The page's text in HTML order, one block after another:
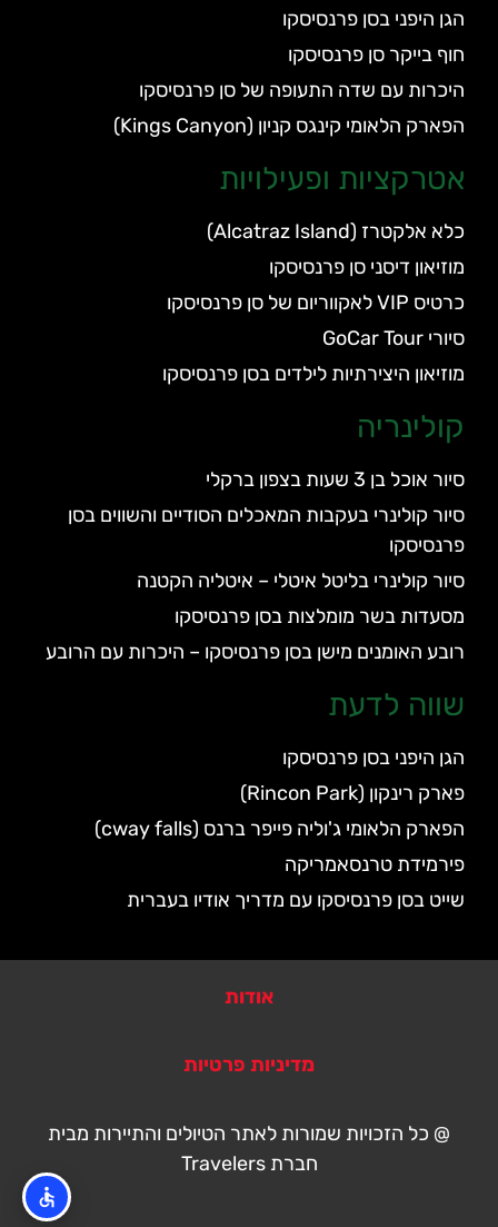
הגן היפני בסן פרנסיסקו
חוף בייקר סן פרנסיסקו
היכרות עם שדה התעופה של סן פרנסיסקו
הפארק הלאומי קינגס קניון (Kings Canyon)
אטרקציות ופעילויות
כלא אלקטרז (Alcatraz Island)
מוזיאון דיסני סן פרנסיסקו
כרטיס VIP לאקווריום של סן פרנסיסקו
סיורי GoCar Tour
מוזיאון היצירתיות לילדים בסן פרנסיסקו
קולינריה
סיור אוכל בן 3 שעות בצפון ברקלי
סיור קולינרי בעקבות המאכלים הסודיים והשווים בסן
פרנסיסקו
סיור קולינרי בליטל איטלי – איטליה הקטנה
מסעדות בשר מומלצות בסן פרנסיסקו
רובע האומנים מישן בסן פרנסיסקו – היכרות עם הרובע
שווה לדעת
הגן היפני בסן פרנסיסקו
פארק רינקון (Rincon Park)
הפארק הלאומי ג'וליה פייפר ברנס (cway falls)
פירמידת טרנסאמריקה
שייט בסן פרנסיסקו עם מדריך אודיו בעברית
אודות
מדיניות פרטיות
@ כל הזכויות שמורות לאתר הטיולים והתיירות מבית
חברת Travelers